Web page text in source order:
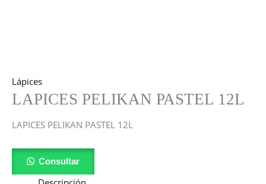
Lápices
LAPICES PELIKAN PASTEL 12L
LAPICES PELIKAN PASTEL 12L
Consultar